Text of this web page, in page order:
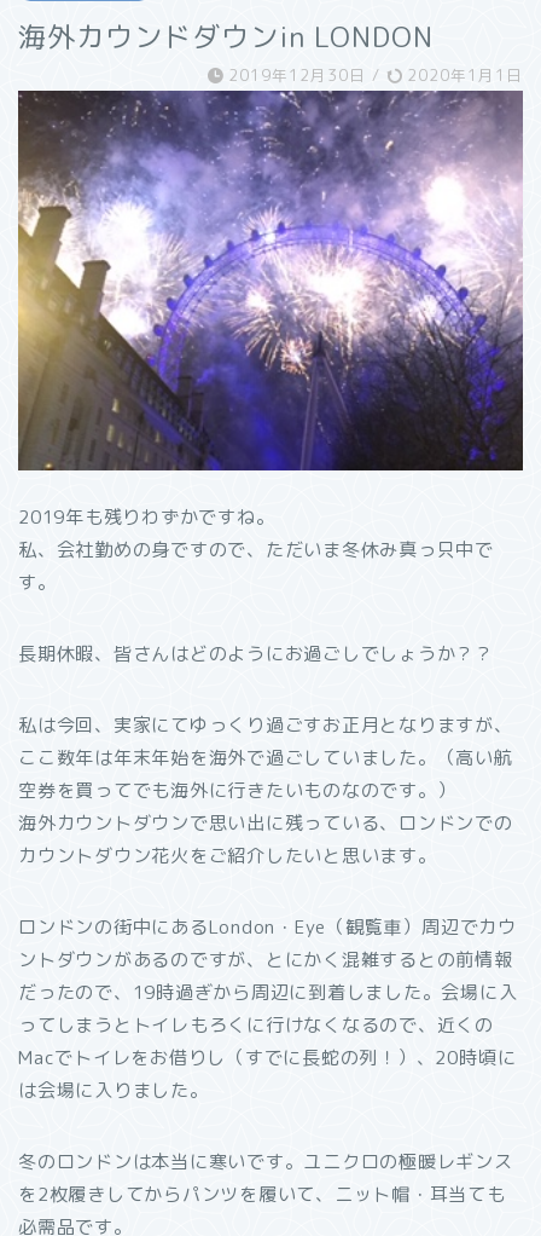
海外カウンドダウンin LONDON
2019年12月30日 / 2020年1月1日
2019年も残りわずかですね。
私、会社勤めの身ですので、ただいま冬休み真っ只中で
す。
長期休暇、皆さんはどのようにお過ごしでしょうか？？
私は今回、実家にてゆっくり過ごすお正月となりますが、
ここ数年は年末年始を海外で過ごしていました。（高い航
空券を買ってでも海外に行きたいものなのです。）
海外カウントダウンで思い出に残っている、ロンドンでの
カウントダウン花火をご紹介したいと思います。
ロンドンの街中にあるLondon・Eye（観覧車）周辺でカウ
ントダウンがあるのですが、とにかく混雑するとの前情報
だったので、19時過ぎから周辺に到着しました。会場に入
ってしまうとトイレもろくに行けなくなるので、近くの
Macでトイレをお借りし（すでに長蛇の列！）、20時頃に
は会場に入りました。
冬のロンドンは本当に寒いです。ユニクロの極暖レギンス
を2枚履きしてからパンツを履いて、ニット帽・耳当ても
必需品です。